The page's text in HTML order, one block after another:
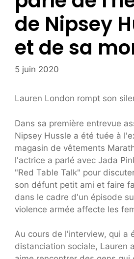
de Nipsey
et de sa
5 juin 2020
Lauren London rompt son
Dans sa première entrevue
Nipsey Hussle a été tuée à
magasin de vêtements
l'actrice a parlé avec Jada
"Red Table Talk" pour
son défunt petit ami et faire
dans le cadre d'un épisode
violence armée affecte les
Au cours de l'interview, qui a
distanciation sociale, Lauren